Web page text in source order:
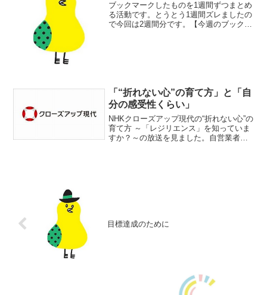
ブックマークしたものを1週間ずつまとめ
る活動です。とうとう1週間ズレましたの
で今回は2週間分です。【今週のブックマ
「“折れない心”の育て方」と「自
分の感受性くらい」
NHKクローズアップ現代の“折れない心”の
育て方 ～「レジリエンス」を知っていま
すか？～の放送を見ました。自営業者の
目標達成のために